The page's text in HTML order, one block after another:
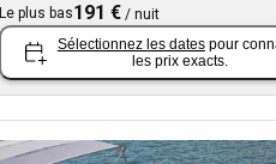
Le plus bas191 € / nuit
Sélectionnez les dates pour
les prix exacts.